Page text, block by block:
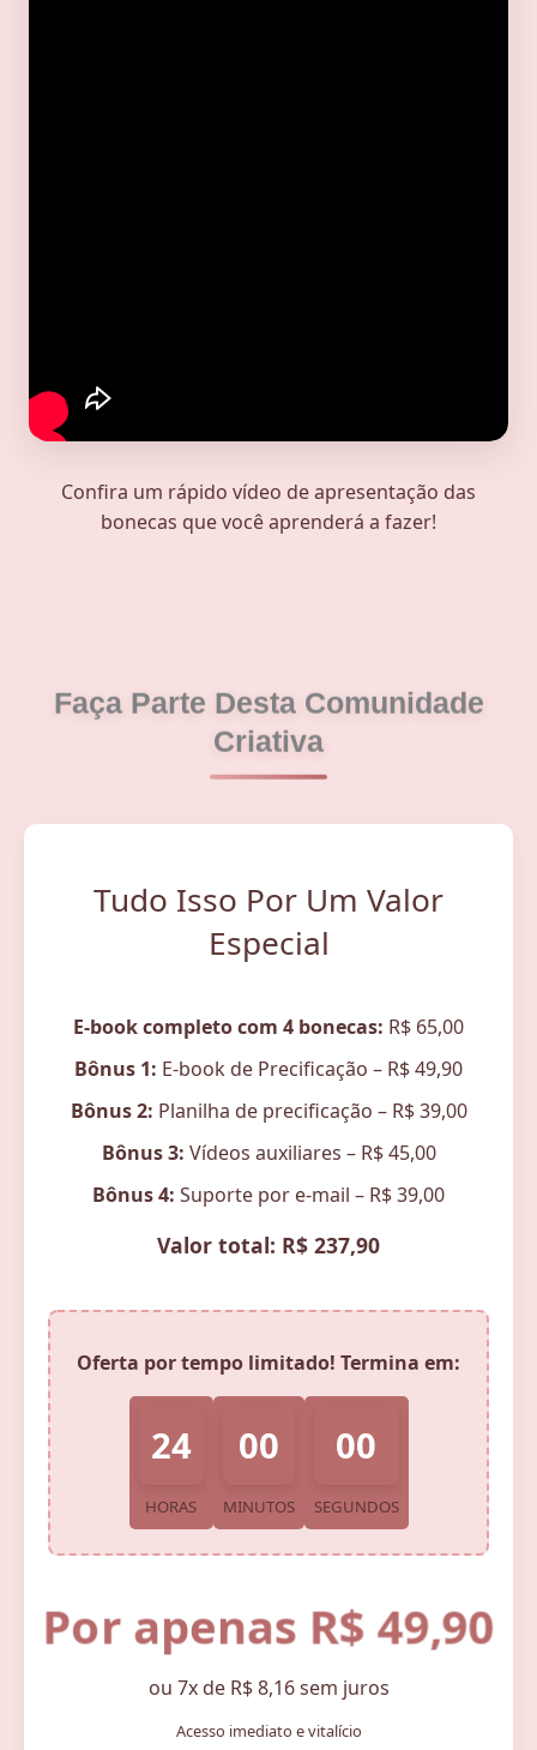
Confira um rápido vídeo de apresentação das
bonecas que você aprenderá a fazer!
Faça Parte Desta Comunidade
Criativa
Tudo Isso Por Um Valor
Especial
E-book completo com 4 bonecas: R$ 65,00
Bônus 1: E-book de Precificação – R$ 49,90
Bônus 2: Planilha de precificação – R$ 39,00
Bônus 3: Vídeos auxiliares – R$ 45,00
Bônus 4: Suporte por e-mail – R$ 39,00
Valor total: R$ 237,90
Oferta por tempo limitado! Termina em:
24
HORAS
00
MINUTOS
00
SEGUNDOS
Por apenas R$ 49,90
ou 7x de R$ 8,16 sem juros
Acesso imediato e vitalício